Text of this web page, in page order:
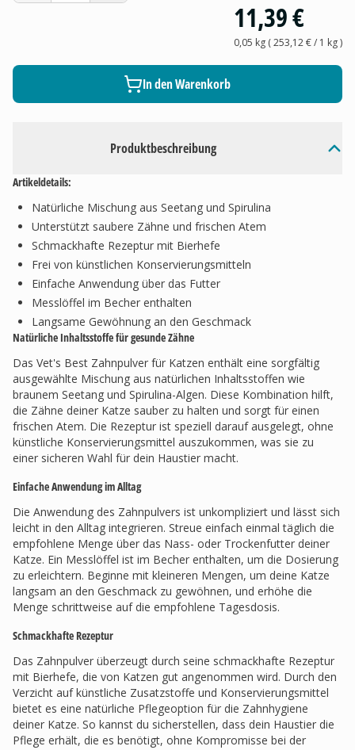
Produktbeschreibung
Artikeldetails:
Natürliche Mischung aus Seetang und Spirulina
Unterstützt saubere Zähne und frischen Atem
Schmackhafte Rezeptur mit Bierhefe
Frei von künstlichen Konservierungsmitteln
Einfache Anwendung über das Futter
Messlöffel im Becher enthalten
Langsame Gewöhnung an den Geschmack
Natürliche Inhaltsstoffe für gesunde Zähne
Das Vet's Best Zahnpulver für Katzen enthält eine sorgfältig
ausgewählte Mischung aus natürlichen Inhaltsstoffen wie
braunem Seetang und Spirulina-Algen. Diese Kombination hilft,
die Zähne deiner Katze sauber zu halten und sorgt für einen
frischen Atem. Die Rezeptur ist speziell darauf ausgelegt, ohne
künstliche Konservierungsmittel auszukommen, was sie zu
einer sicheren Wahl für dein Haustier macht.
Einfache Anwendung im Alltag
Die Anwendung des Zahnpulvers ist unkompliziert und lässt sich
leicht in den Alltag integrieren. Streue einfach einmal täglich die
empfohlene Menge über das Nass- oder Trockenfutter deiner
Katze. Ein Messlöffel ist im Becher enthalten, um die Dosierung
zu erleichtern. Beginne mit kleineren Mengen, um deine Katze
langsam an den Geschmack zu gewöhnen, und erhöhe die
Menge schrittweise auf die empfohlene Tagesdosis.
Schmackhafte Rezeptur
Das Zahnpulver überzeugt durch seine schmackhafte Rezeptur
mit Bierhefe, die von Katzen gut angenommen wird. Durch den
Verzicht auf künstliche Zusatzstoffe und Konservierungsmittel
bietet es eine natürliche Pflegeoption für die Zahnhygiene
deiner Katze. So kannst du sicherstellen, dass dein Haustier die
Pflege erhält, die es benötigt, ohne Kompromisse bei der
11,39 €
0,05 kg(253,12 €/ 1 kg)
In den Warenkorb